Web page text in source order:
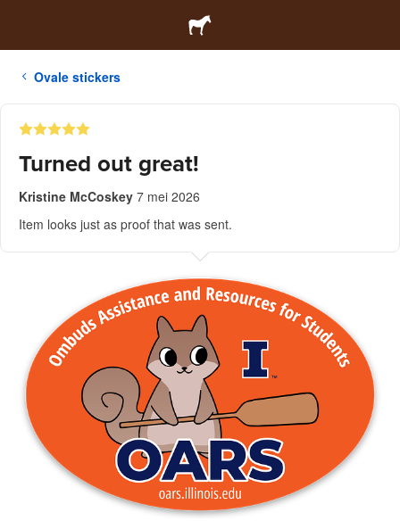
Ovale stickers
Turned out great!
Kristine McCoskey 7 mei 2026
Item looks just as proof that was sent.